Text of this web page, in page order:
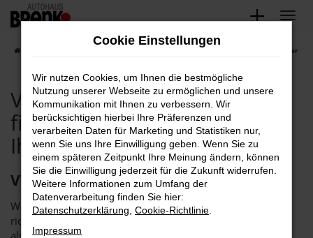
Zum
springen
VW kaufen, leasen, finanzieren exklusiv bei Ihrem VW Händler
VW kaufen, leasen,
finanzieren exklusiv bei
Ihrem VW Händler
VW finden Sie im Autohaus Brenk
Wer einen VW sucht, ist im Autohaus Brenk genau an der
richtigen Adresse. Unser Unternehmen existiert seit mehr
als 40 Jahren und befindet sich seither in den Händen
Cookie Einstellungen
Wir nutzen Cookies, um Ihnen die bestmögliche
Nutzung unserer Webseite zu ermöglichen und unsere
Kommunikation mit Ihnen zu verbessern. Wir
berücksichtigen hierbei Ihre Präferenzen und
verarbeiten Daten für Marketing und Statistiken nur,
wenn Sie uns Ihre Einwilligung geben. Wenn Sie zu
einem späteren Zeitpunkt Ihre Meinung ändern, können
Sie die Einwilligung jederzeit für die Zukunft widerrufen.
Weitere Informationen zum Umfang der
Datenverarbeitung finden Sie hier:
Datenschutzerklärung Cookie-Richtlinie
Impressum